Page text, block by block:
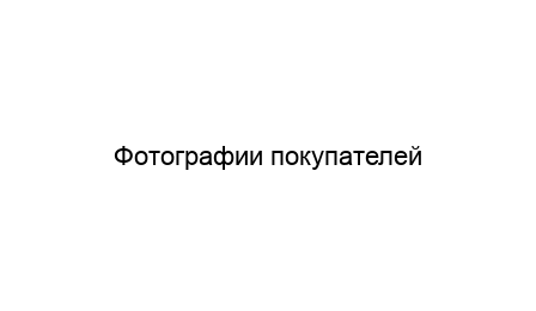
Фотографии покупателей